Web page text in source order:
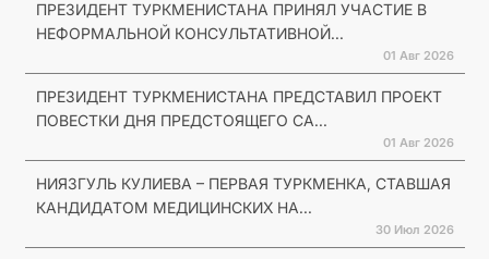
ПРЕЗИДЕНТ ТУРКМЕНИСТАНА ПРИНЯЛ УЧАСТИЕ В
НЕФОРМАЛЬНОЙ КОНСУЛЬТАТИВНОЙ...
01 Авг 2026
ПРЕЗИДЕНТ ТУРКМЕНИСТАНА ПРЕДСТАВИЛ ПРОЕКТ
ПОВЕСТКИ ДНЯ ПРЕДСТОЯЩЕГО СА...
01 Авг 2026
НИЯЗГУЛЬ КУЛИЕВА – ПЕРВАЯ ТУРКМЕНКА, СТАВШАЯ
КАНДИДАТОМ МЕДИЦИНСКИХ НА...
30 Июл 2026